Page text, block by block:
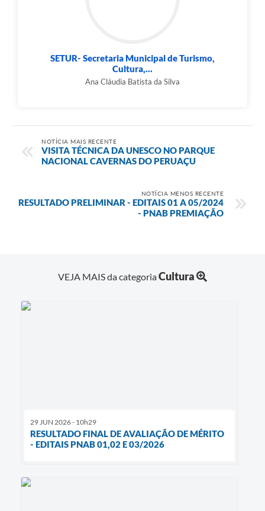
SETUR- Secretaria Municipal de Turismo,
Cultura,...
Ana Cláudia Batista da Silva
NOTÍCIA MAIS RECENTE
VISITA TÉCNICA DA UNESCO NO PARQUE
NACIONAL CAVERNAS DO PERUAÇU
NOTÍCIA MENOS RECENTE
RESULTADO PRELIMINAR - EDITAIS 01 A 05/2024
- PNAB PREMIAÇÃO
VEJA MAIS da categoriaCultura
29 JUN 2026 - 10h29
RESULTADO FINAL DE AVALIAÇÃO DE MÉRITO
- EDITAIS PNAB 01,02 E 03/2026